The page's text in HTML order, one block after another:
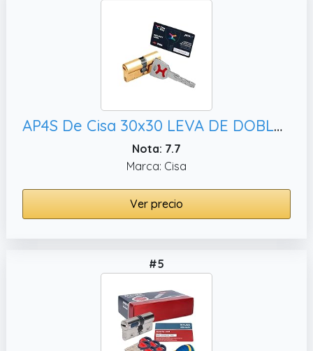
AP4S De Cisa 30x30 LEVA DE DOBLE EMBRAGUE Bombin De Seguridad Color Laton Reforzado Antirotura Antibumping Antitaladro Antiextracción Cerradura Puerta 5 Llaves El Cilindro Tarjeta
Nota: 7.7
Marca: Cisa
Ver precio
#5